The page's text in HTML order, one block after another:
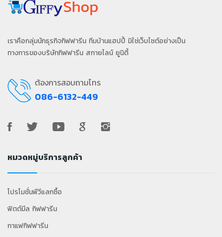
เราคือกลุ่มนักธุรกิจกิฟฟารีน ทีมบ้านแฮปปี้ มิใช่เว็บไซต์อย่างเป็น
ทางการของบริษัทกิฟฟารีน สกายไลน์ ยูนิตี้
ต้องการสอบถามโทร
086-6132-449
หมวดหมู่บริการลูกค้า
โปรโมชั่นพีวีแลกซื้อ
ฟิตต์มีล กิฟฟารีน
กาแฟกิฟฟารีน